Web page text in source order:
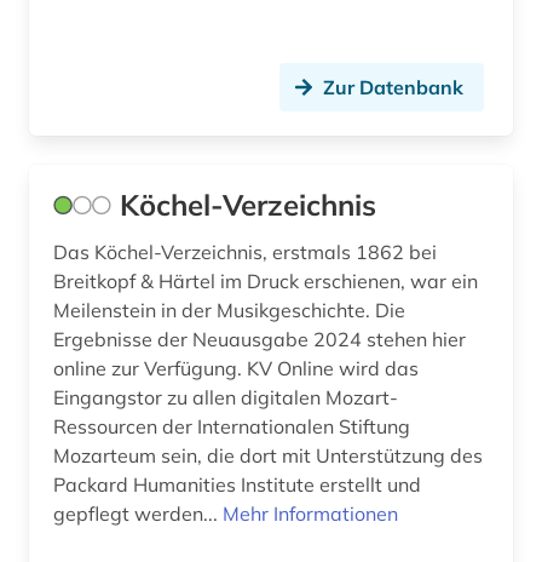
Zur Datenbank
Köchel-Verzeichnis
Das Köchel-Verzeichnis, erstmals 1862 bei
Breitkopf & Härtel im Druck erschienen, war ein
Meilenstein in der Musikgeschichte. Die
Ergebnisse der Neuausgabe 2024 stehen hier
online zur Verfügung. KV Online wird das
Eingangstor zu allen digitalen Mozart-
Ressourcen der Internationalen Stiftung
Mozarteum sein, die dort mit Unterstützung des
Packard Humanities Institute erstellt und
gepflegt werden... Mehr Informationen